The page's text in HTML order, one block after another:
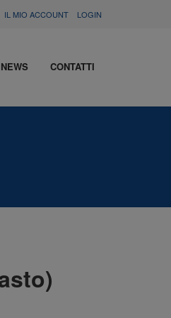
IL MIO ACCOUNT LOGIN
NEWS CONTATTI